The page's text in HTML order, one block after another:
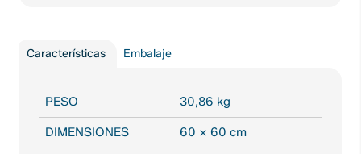
Características Embalaje
PESO 30,86 kg
DIMENSIONES 60 × 60 cm